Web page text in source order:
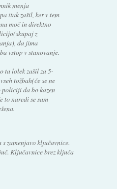
menja
itak zašil, ker v tem
moč in direktno
z
da jima
vstop v stanovanje.
ta lolek zašil za 5-
tožbah(če se ne
policiji da bo kazen
to naredi se sam
zamenjavo ključavnice.
Ključavnice brez ključa